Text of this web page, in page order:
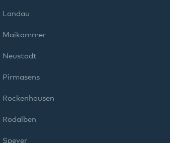
Landau
Maikammer
Neustadt
Pirmasens
Rockenhausen
Rodalben
Speyer